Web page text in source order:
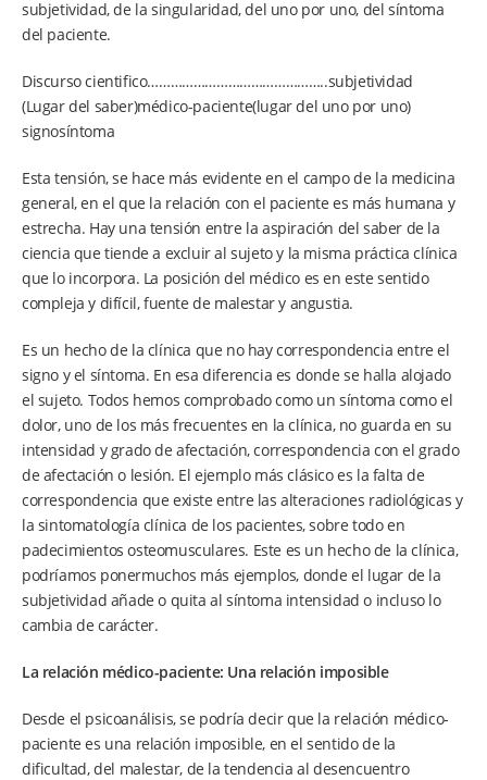
subjetividad, de la singularidad, del uno por uno, del síntoma
del paciente.
Discurso cientifico………………………………………..subjetividad
(Lugar del saber)médico-paciente(lugar del uno por uno)
signosíntoma
Esta tensión, se hace más evidente en el campo de la medicina
general, en el que la relación con el paciente es más humana y
estrecha. Hay una tensión entre la aspiración del saber de la
ciencia que tiende a excluir al sujeto y la misma práctica clínica
que lo incorpora. La posición del médico es en este sentido
compleja y difícil, fuente de malestar y angustia.
Es un hecho de la clínica que no hay correspondencia entre el
signo y el síntoma. En esa diferencia es donde se halla alojado
el sujeto. Todos hemos comprobado como un síntoma como el
dolor, uno de los más frecuentes en la clínica, no guarda en su
intensidad y grado de afectación, correspondencia con el grado
de afectación o lesión. El ejemplo más clásico es la falta de
correspondencia que existe entre las alteraciones radiológicas y
la sintomatología clínica de los pacientes, sobre todo en
padecimientos osteomusculares. Este es un hecho de la clínica,
podríamos ponermuchos más ejemplos, donde el lugar de la
subjetividad añade o quita al síntoma intensidad o incluso lo
cambia de carácter.
La relación médico-paciente: Una relación imposible
Desde el psicoanálisis, se podría decir que la relación médico-
paciente es una relación imposible, en el sentido de la
dificultad, del malestar, de la tendencia al desencuentro